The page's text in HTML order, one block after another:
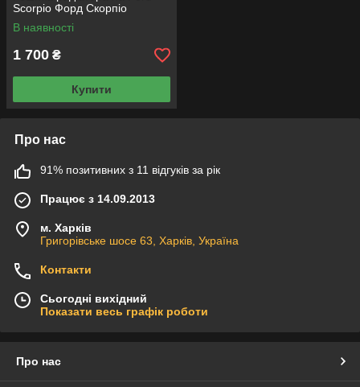
Scorpio Форд Скорпіо
В наявності
1 700 ₴
Купити
Про нас
91% позитивних з 11 відгуків за рік
Працює з 14.09.2013
м. Харків
Григорівське шосе 63, Харків, Україна
Контакти
Сьогодні вихідний
Показати весь графік роботи
Про нас